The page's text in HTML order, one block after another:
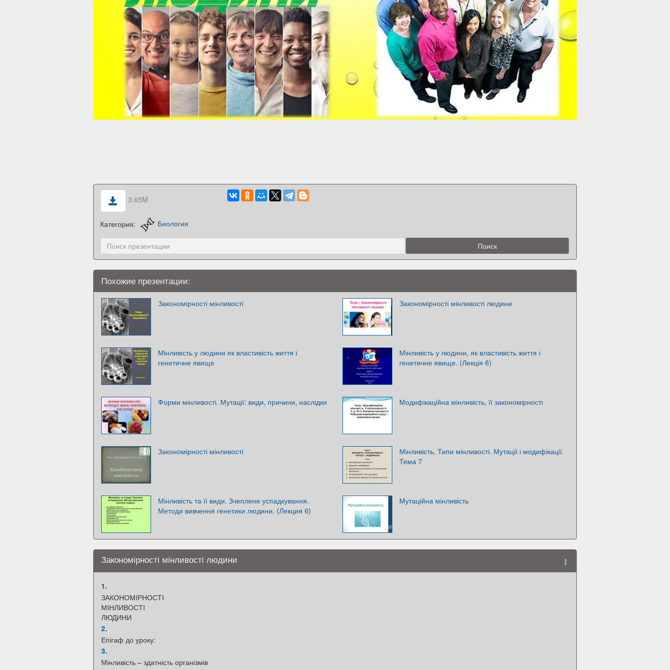
3.65M
Категория: Биология
Похожие презентации:
Закономірності мінливості Закономірності мінливості людини
Мінливість у людини як властивість життя і
генетичне явище
Мінливість у людини, як властивість життя і
генетичне явище. (Лекція 6)
Форми мінливості. Мутації: види, причини, наслідки Модифікаційна мінливість, її закономірності
Закономірності мінливості
Мінливість. Типи мінливості. Мутації і модифікації.
Тема 7
Мінливість та її види. Зчеплене успадкування.
Методи вивчення генетики людини. (Лекция 6)
Мутаційна мінливість
Закономірності мінливості людини
1.
ЗАКОНОМІРНОСТІ
МІНЛИВОСТІ
ЛЮДИНИ
2.
Епігаф до уроку:
3.
Мінливість – здатність організмів